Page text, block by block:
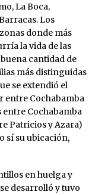
La Boca,
Los
donde más
la vida de las
cantidad de
más distinguidas
se extendió el
entre Cochabamba
entre Cochabamba
Patricios y Azara)
sí su ubicación,
en huelga y
desarrolló y tuvo